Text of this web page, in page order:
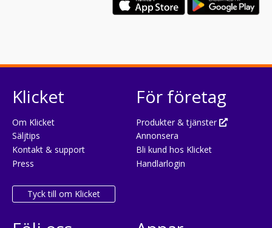
Klicket
Om Klicket
Säljtips
Kontakt & support
Press
Tyck till om Klicket
För företag
Produkter & tjänster
Annonsera
Bli kund hos Klicket
Handlarlogin